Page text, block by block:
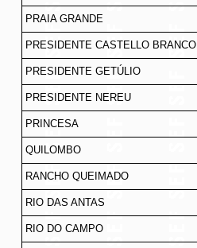
PRAIA GRANDE
PRESIDENTE CASTELLO BRANCO
PRESIDENTE GETÚLIO
PRESIDENTE NEREU
PRINCESA
QUILOMBO
RANCHO QUEIMADO
RIO DAS ANTAS
RIO DO CAMPO